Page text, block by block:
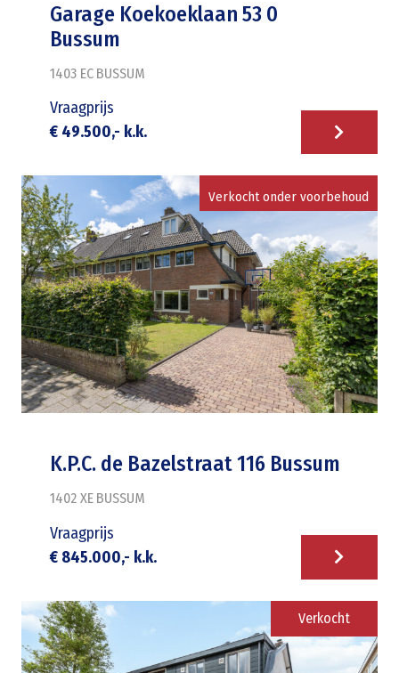
Garage Koekoeklaan 53 0
Bussum
1403 EC BUSSUM
Vraagprijs
€ 49.500,- k.k.
Verkocht onder voorbehoud
K.P.C. de Bazelstraat 116 Bussum
1402 XE BUSSUM
Vraagprijs
€ 845.000,- k.k.
Verkocht